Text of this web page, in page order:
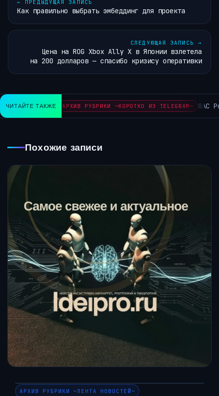
← ПРЕДЫДУЩАЯ ЗАПИСЬ
Как правильно выбрать эмбеддинг для проекта
СЛЕДУЮЩАЯ ЗАПИСЬ →
Цена на ROG Xbox Ally X в Японии взлетела
на 200 долларов — спасибо кризису оперативки
ЧИТАЙТЕ ТАКЖЕ АРХИВ РУБРИКИ ~КОРОТКО ИЗ TELEGRAM~ ФАС
Похожие записи
АРХИВ РУБРИКИ ~ЛЕНТА НОВОСТЕЙ~